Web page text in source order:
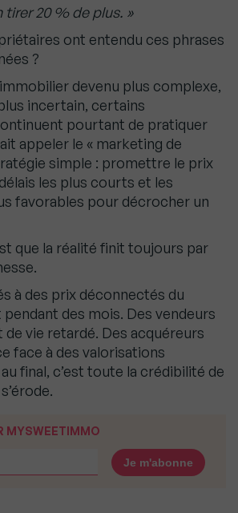
tirer 20 % de plus. »
ont entendu ces phrases
?
devenu plus complexe,
incertain, certains
pourtant de pratiquer
appeler le « marketing de
simple : promettre le prix
les plus courts et les
favorables pour décrocher un
que la réalité finit toujours par
à des prix déconnectés du
des mois. Des vendeurs
vie retardé. Des acquéreurs
face à des valorisations
final, c’est toute la crédibilité de
MYSWEETIMMO